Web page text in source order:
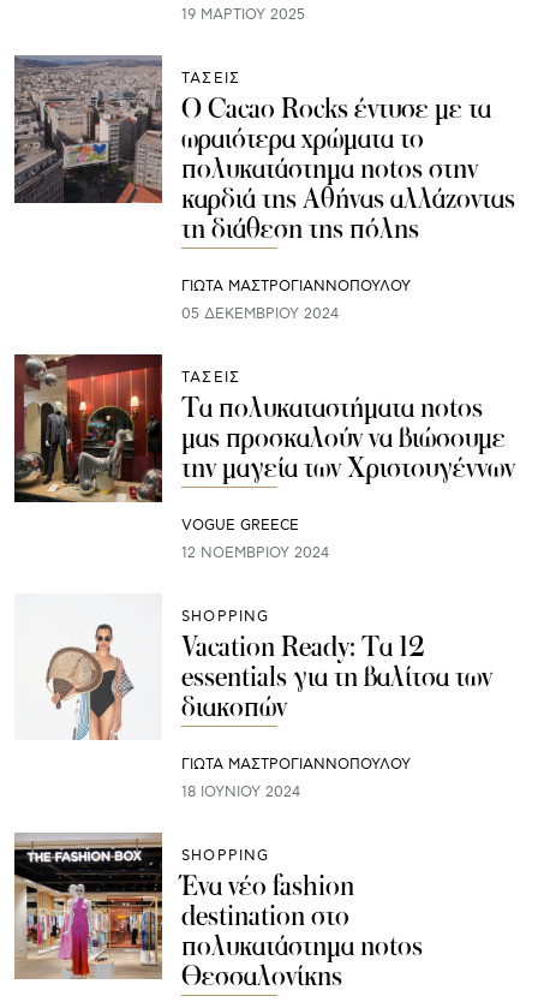
19 ΜΑΡΤΊΟΥ 2025
ΤΑΣΕΙΣ
Ο Cacao Rocks έντυσε με τα
ωραιότερα χρώματα το
πολυκατάστημα notos στην
καρδιά της Αθήνας αλλάζοντας
τη διάθεση της πόλης
ΓΙΩΤΑ ΜΑΣΤΡΟΓΙΑΝΝΟΠΟΥΛΟΥ
05 ΔΕΚΕΜΒΡΊΟΥ 2024
ΤΑΣΕΙΣ
Τα πολυκαταστήματα notos
μας προσκαλούν να βιώσουμε
την μαγεία των Χριστουγέννων
VOGUE GREECE
12 ΝΟΕΜΒΡΊΟΥ 2024
SHOPPING
Vacation Ready: Τα 12
essentials για τη βαλίτσα των
διακοπών
ΓΙΩΤΑ ΜΑΣΤΡΟΓΙΑΝΝΟΠΟΥΛΟΥ
18 ΙΟΥΝΊΟΥ 2024
SHOPPING
Ένα νέο fashion
destination στο
πολυκατάστημα notos
Θεσσαλονίκης